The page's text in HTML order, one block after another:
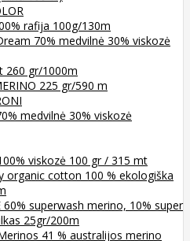
rafija 100g/130m
70% medvilnė 30% viskozė
260 gr/1000m
225 gr/590 m
medvilnė 30% viskozė
viskozė 100 gr / 315 mt
organic cotton 100 % ekologiška
60% superwash merino, 10% super
25gr/200m
41 % australijos merino